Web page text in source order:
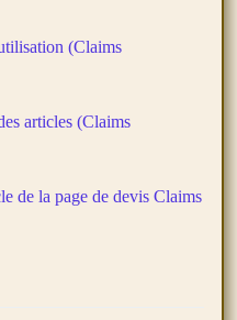
(Claims
articles (Claims
de la page de devis Claims